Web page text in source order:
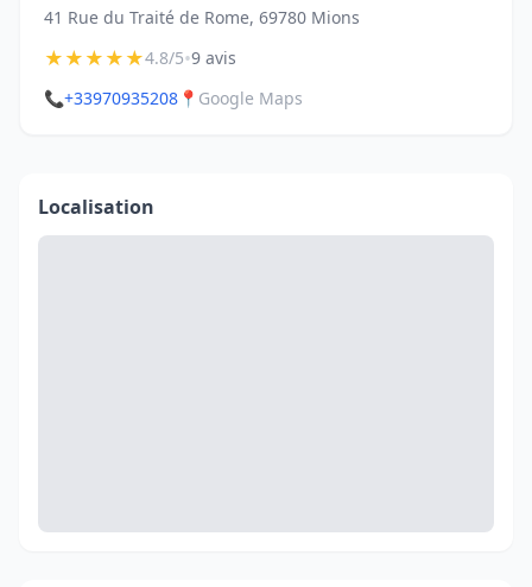
41 Rue du Traité de Rome, 69780 Mions
★★★★★4.8/5•9 avis
📞+33970935208 📍 Google Maps
Localisation